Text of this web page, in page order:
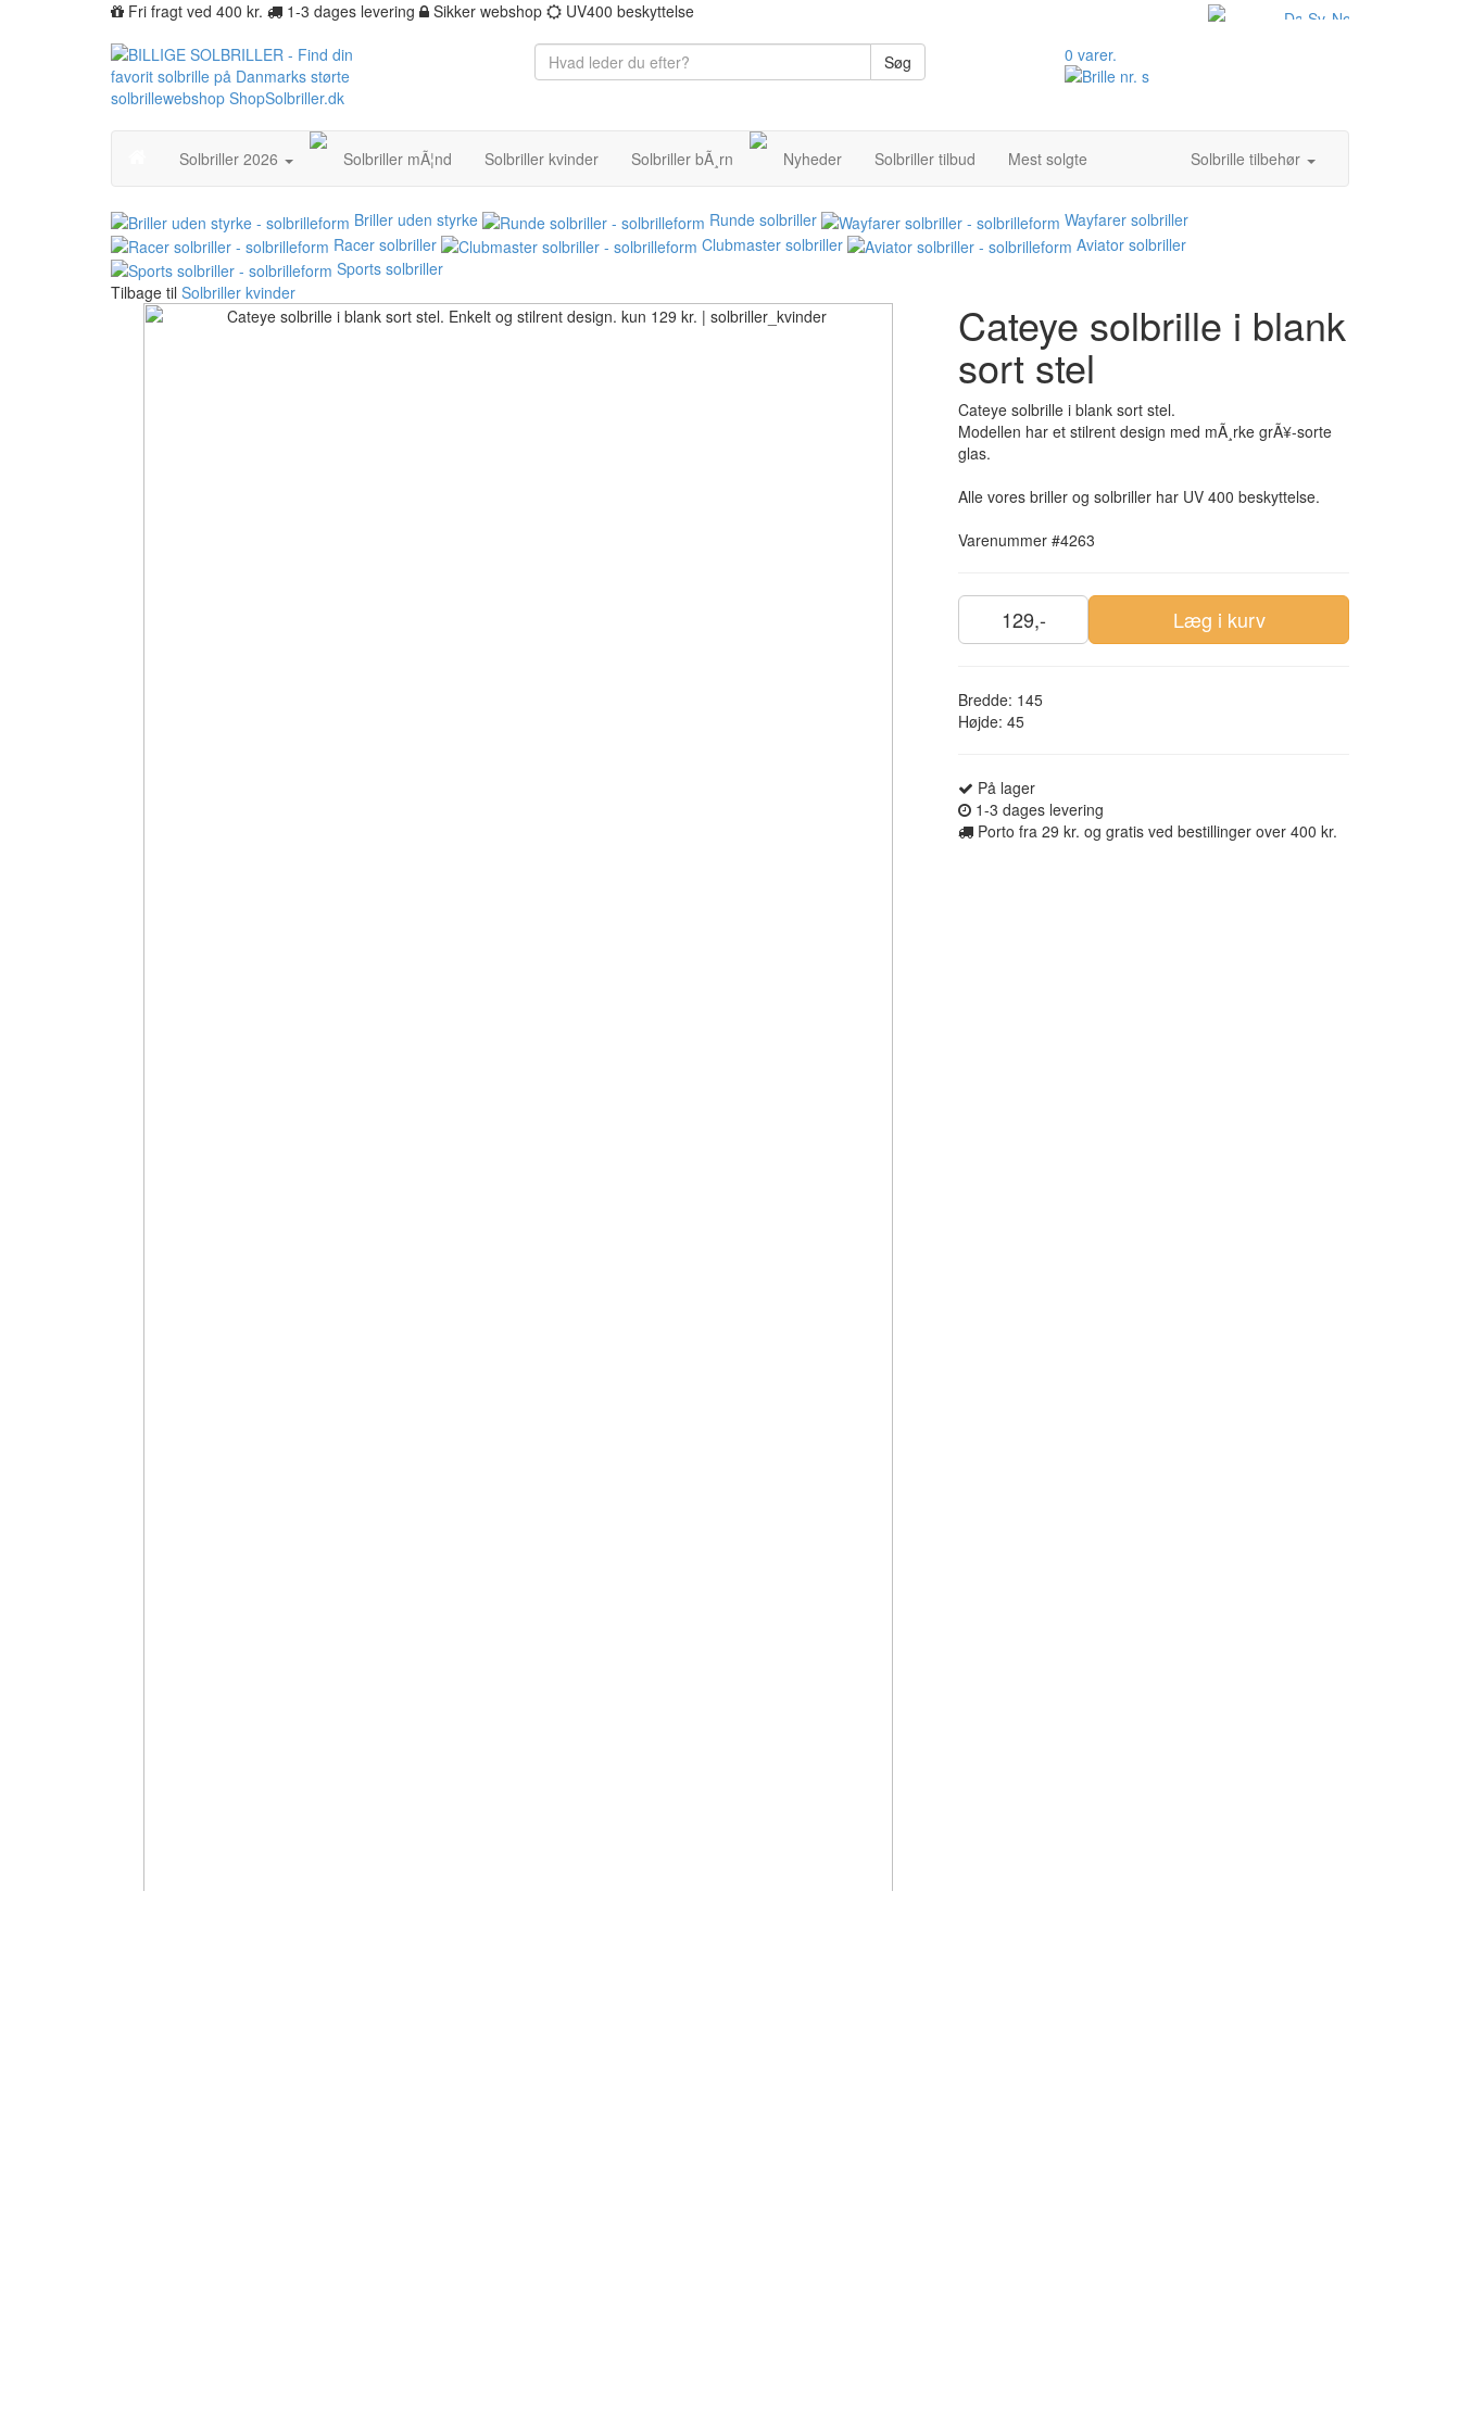
Fri fragt ved 400 kr. 1-3 dages levering Sikker webshop UV400 beskyttelse
Søg 0 varer.
Solbriller 2026 Solbriller mÃ¦nd Solbriller kvinder Solbriller bÃ¸rn Nyheder Solbriller tilbud Mest solgte Solbrille tilbehør
Briller uden styrke Runde solbriller
Wayfarer solbriller
Racer solbriller
Clubmaster solbriller
Aviator solbriller
Sports solbriller
Tilbage til Solbriller kvinder
Cateye solbrille i blank
sort stel
Cateye solbrille i blank sort stel.
Modellen har et stilrent design med mÃ¸rke grÃ¥-sorte
glas.
Alle vores briller og solbriller har UV 400 beskyttelse.
Varenummer #4263
129,- Læg i kurv
Bredde: 145
Højde: 45
På lager
1-3 dages levering
Porto fra 29 kr. og gratis ved bestillinger over 400 kr.